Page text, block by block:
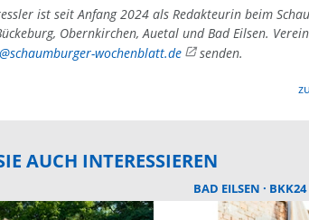
ist seit Anfang 2024 als Redakteurin beim
Obernkirchen, Auetal und Bad Eilsen.
wochenblatt.de
senden.
AUCH INTERESSIEREN
BAD EILSEN BKK24